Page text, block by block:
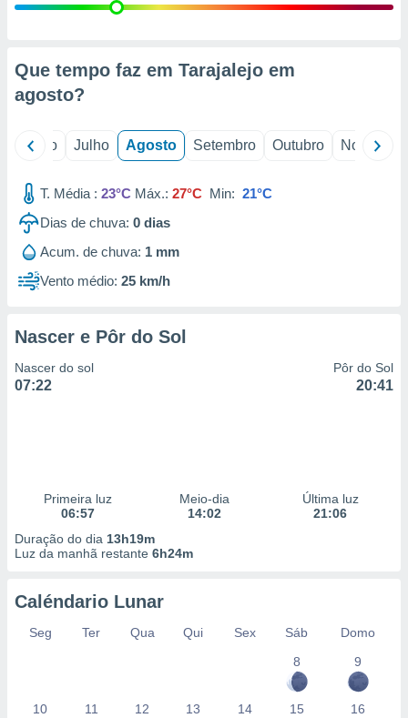
através
estudos
de
1199
Que tempo faz em Tarajalejo em
agosto?
Junho Julho Agosto Setembro Outubro Novembro
T. Média : 23°C Máx.: 27°C Min: 21°C
Dias de chuva: 0 dias
Acum. de chuva: 1 mm
Vento médio: 25 km/h
Nascer e Pôr do Sol
Nascer do sol
07:22
Pôr do Sol
20:41
Primeira luz
06:57
Meio-dia
14:02
Última luz
21:06
Duração do dia 13h19m
Luz da manhã restante 6h24m
Caléndario Lunar
Seg Ter Qua Qui Sex Sáb
Domo
8
9
10 11 12 13 14 15 16